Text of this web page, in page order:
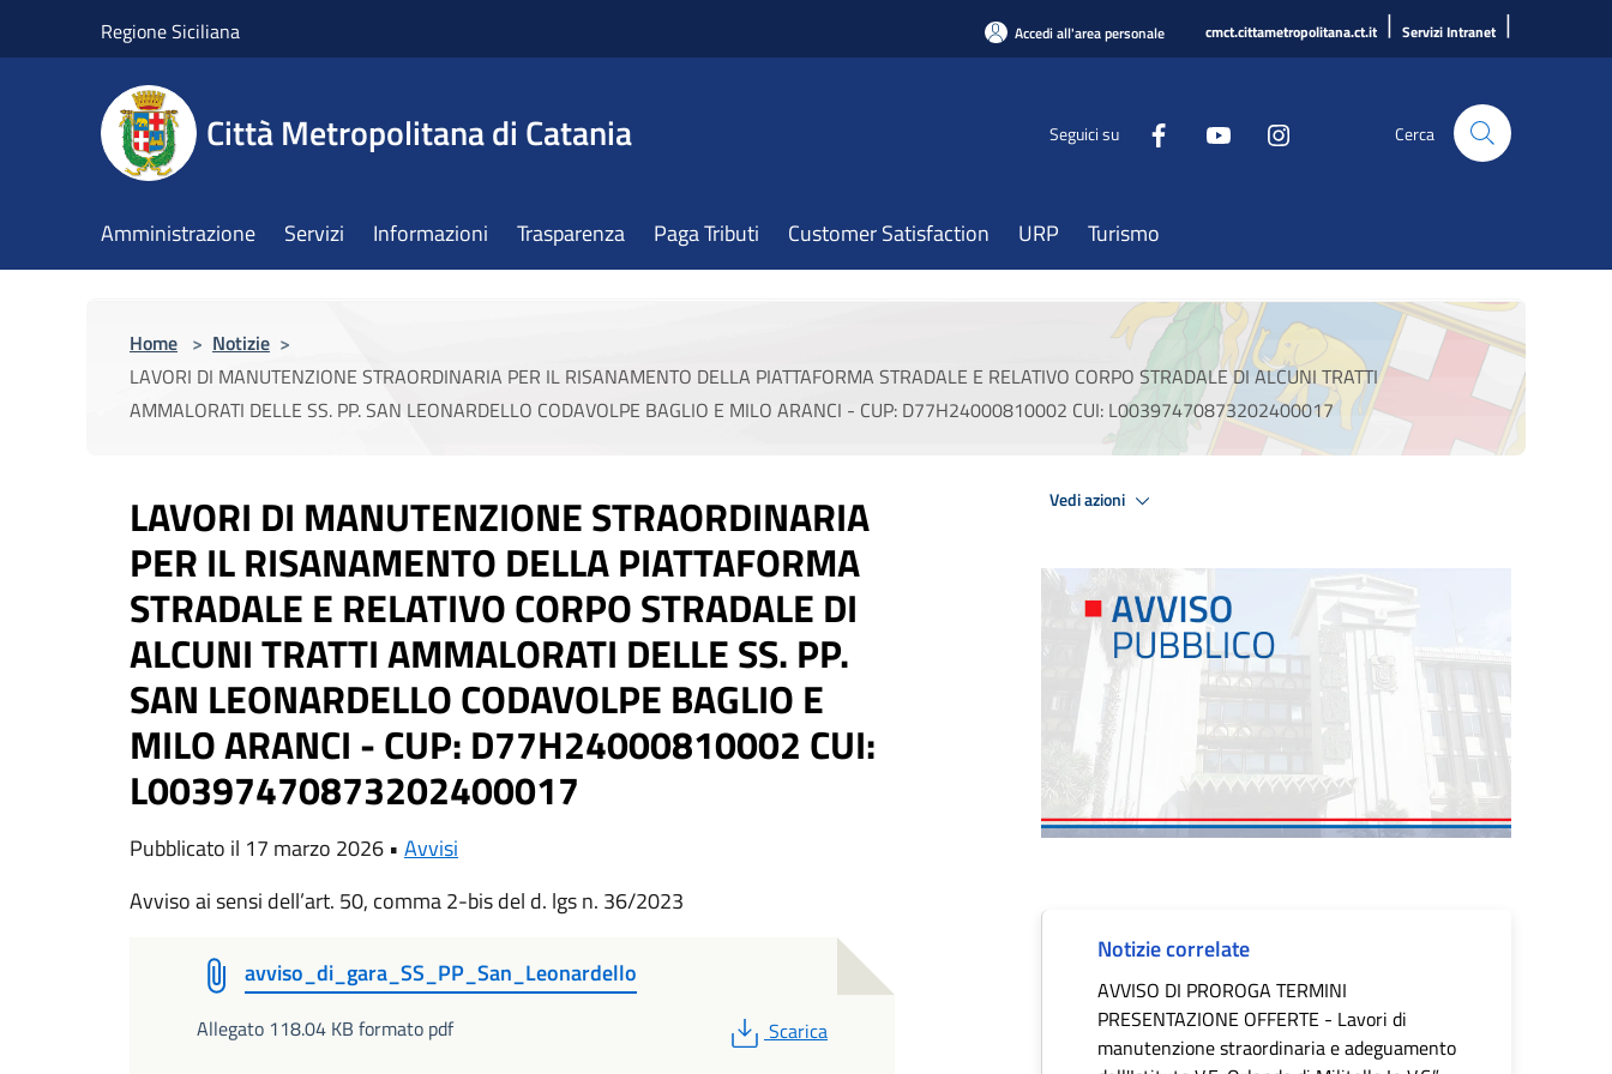
Regione Siciliana Accedi all'area personale cmct.cittametropolitana.ct.it | Servizi Intranet |
Città Metropolitana di Catania Seguici su Cerca
Amministrazione Servizi Informazioni Trasparenza Paga Tributi Customer Satisfaction URP Turismo
Home > Notizie >
LAVORI DI MANUTENZIONE STRAORDINARIA PER IL RISANAMENTO DELLA PIATTAFORMA STRADALE E RELATIVO CORPO STRADALE DI ALCUNI TRATTI
AMMALORATI DELLE SS. PP. SAN LEONARDELLO CODAVOLPE BAGLIO E MILO ARANCI - CUP: D77H24000810002 CUI: L00397470873202400017
LAVORI DI MANUTENZIONE STRAORDINARIA
PER IL RISANAMENTO DELLA PIATTAFORMA
STRADALE E RELATIVO CORPO STRADALE DI
ALCUNI TRATTI AMMALORATI DELLE SS. PP.
SAN LEONARDELLO CODAVOLPE BAGLIO E
MILO ARANCI - CUP: D77H24000810002 CUI:
L00397470873202400017
Pubblicato il 17 marzo 2026 • Avvisi
Avviso ai sensi dell’art. 50, comma 2-bis del d. lgs n. 36/2023
avviso_di_gara_SS_PP_San_Leonardello
Allegato 118.04 KB formato pdf PDF
Scarica
Vedi azioni
Notizie correlate
AVVISO DI PROROGA TERMINI
PRESENTAZIONE OFFERTE - Lavori di
manutenzione straordinaria e adeguamento